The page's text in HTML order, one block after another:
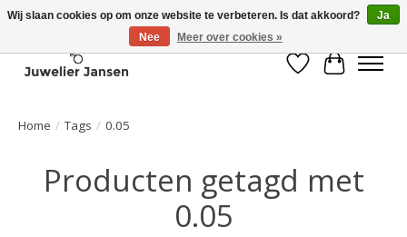
Verlanglijst
Home / Tags / 0.05
Producten getagd met
0.05
Wij slaan cookies op om onze website te verbeteren. Is dat akkoord?
Ja
Nee
Meer over cookies »